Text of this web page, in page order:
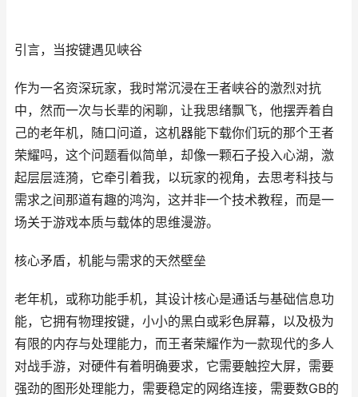
引言，当按键遇见峡谷
作为一名资深玩家，我时常沉浸在王者峡谷的激烈对抗
中，然而一次与长辈的闲聊，让我思绪飘飞，他摆弄着自
己的老年机，随口问道，这机器能下载你们玩的那个王者
荣耀吗，这个问题看似简单，却像一颗石子投入心湖，激
起层层涟漪，它牵引着我，以玩家的视角，去思考科技与
需求之间那道有趣的鸿沟，这并非一个技术教程，而是一
场关于游戏本质与载体的思维漫游。
核心矛盾，机能与需求的天然壁垒
老年机，或称功能手机，其设计核心是通话与基础信息功
能，它拥有物理按键，小小的黑白或彩色屏幕，以及极为
有限的内存与处理能力，而王者荣耀作为一款现代的多人
对战手游，对硬件有着明确要求，它需要触控大屏，需要
强劲的图形处理能力，需要稳定的网络连接，需要数GB的